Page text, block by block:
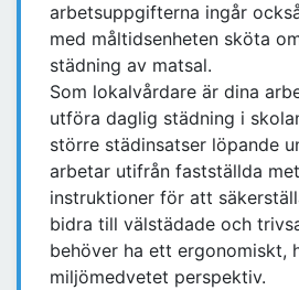
arbetsuppgifterna ingår
med måltidsenheten sköta
städning av matsal.
Som lokalvårdare är dina
utföra daglig städning i
större städinsatser löpande
arbetar utifrån fastställda
instruktioner för att
bidra till välstädade och
behöver ha ett ergonomiskt,
miljömedvetet perspektiv.